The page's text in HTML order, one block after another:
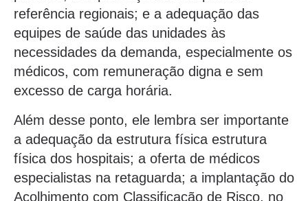
referência regionais; e a adequação das
equipes de saúde das unidades às
necessidades da demanda, especialmente os
médicos, com remuneração digna e sem
excesso de carga horária.
Além desse ponto, ele lembra ser importante
a adequação da estrutura física estrutura
física dos hospitais; a oferta de médicos
especialistas na retaguarda; a implantação do
Acolhimento com Classificação de Risco, no